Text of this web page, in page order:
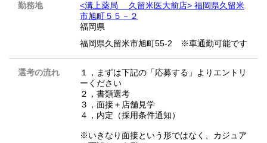
勤務地
<溝上薬局 久留米医大前店> 福岡県久留米
市旭町５５－２
福岡県
福岡県久留米市旭町55-2 ※車通勤可能です
選考の流れ
１，まずは下記の「応募する」よりエントリ
ーください
２，書類選考
３，面接＋店舗見学
４，内定（採用条件通知）
※いきなり面接という形ではなく、カジュア